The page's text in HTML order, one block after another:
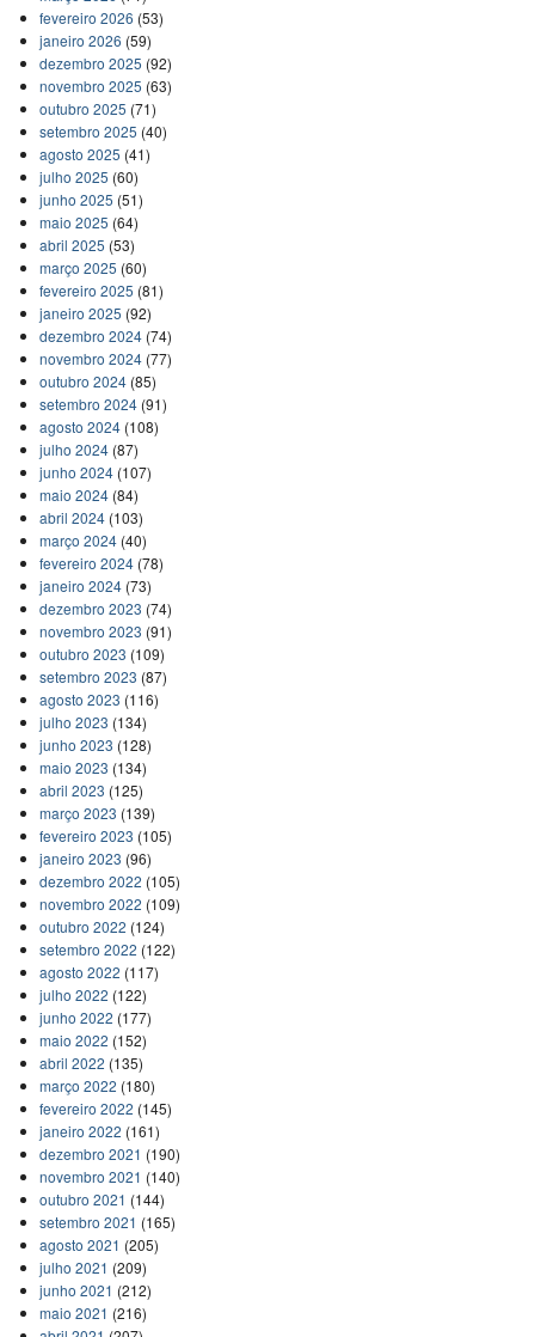
fevereiro 2026 (53)
janeiro 2026 (59)
dezembro 2025 (92)
novembro 2025 (63)
outubro 2025 (71)
setembro 2025 (40)
agosto 2025 (41)
julho 2025 (60)
junho 2025 (51)
maio 2025 (64)
abril 2025 (53)
março 2025 (60)
fevereiro 2025 (81)
janeiro 2025 (92)
dezembro 2024(74)
novembro 2024(77)
outubro 2024(85)
setembro 2024(91)
agosto 2024(108)
julho 2024(87)
junho 2024(107)
maio 2024(84)
abril 2024(103)
março 2024(40)
fevereiro 2024(78)
janeiro 2024(73)
dezembro 2023 (74)
novembro 2023 (91)
outubro 2023 (109)
setembro 2023 (87)
agosto 2023 (116)
julho 2023 (134)
junho 2023 (128)
maio 2023 (134)
abril 2023 (125)
março 2023 (139)
fevereiro 2023 (105)
janeiro 2023 (96)
dezembro 2022 (105)
novembro 2022 (109)
outubro 2022 (124)
setembro 2022 (122)
agosto 2022 (117)
julho 2022 (122)
junho 2022 (177)
maio 2022 (152)
abril 2022 (135)
março 2022 (180)
fevereiro 2022 (145)
janeiro 2022 (161)
dezembro 2021 (190)
novembro 2021 (140)
outubro 2021 (144)
setembro 2021 (165)
agosto 2021 (205)
julho 2021 (209)
junho 2021 (212)
maio 2021 (216)